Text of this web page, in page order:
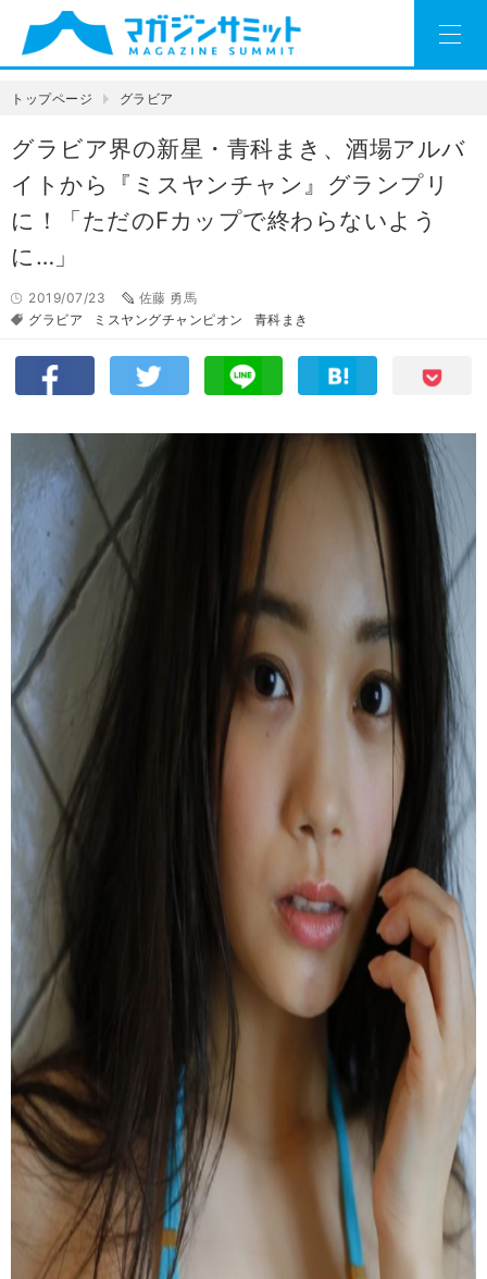
トップページ グラビア
グラビア界の新星・青科まき、酒場アルバ
イトから『ミスヤンチャン』グランプリ
に！「ただのFカップで終わらないよう
に…」
2019/07/23
佐藤 勇馬
グラビア
ミスヤングチャンピオン 青科まき